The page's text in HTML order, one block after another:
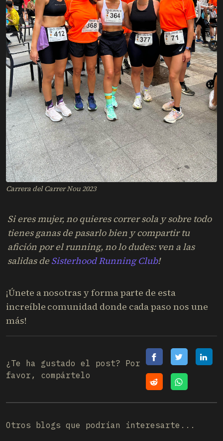
Carrera del Carrer Nou 2023
Si eres mujer, no quieres correr sola y sobre todo
tienes ganas de pasarlo bien y compartir tu
afición por el running, no lo dudes: ven a las
salidas deSisterhood Running Club!
¡Únete a nosotras y forma parte de esta
increíble comunidad donde cada paso nos une
más!
¿Te ha gustado el post? Por
favor, compártelo
Otros blogs que podrían interesarte...